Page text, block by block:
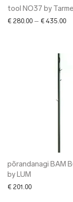
tool NO37 by
€ 280.00 – € 435.00
põrandanagi BAM
by LUM
€ 201.00